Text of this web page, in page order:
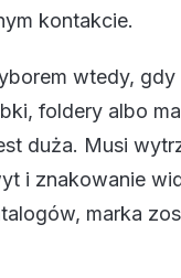
kontakcie.
wtedy,
foldery albo
duża. Musi
i znakowanie
marka